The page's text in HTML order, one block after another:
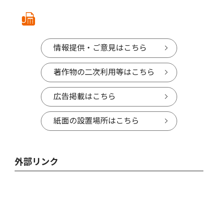
情報提供・ご意見はこちら
著作物の二次利用等はこちら
広告掲載はこちら
紙面の設置場所はこちら
外部リンク